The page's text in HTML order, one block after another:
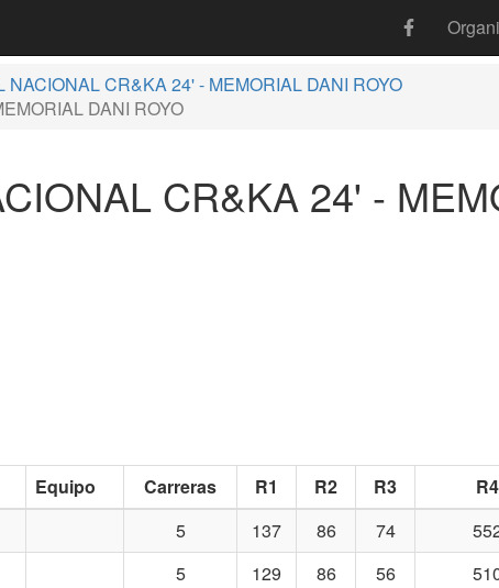
NACIONAL CR&KA 24' - MEMORIAL DANI ROYO
DANI ROYO
CR&KA 24' -
Equipo Carreras R1 R2 R3 R4
5 137 86 74
5 129 86 56